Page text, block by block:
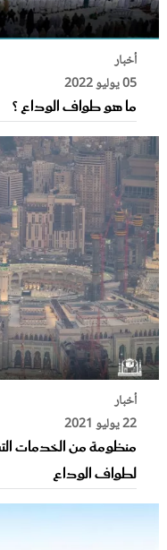
أخبار
05 يوليو 2022
ما هو طواف الوداع ؟
أخبار
22 يوليو 2021
منظومة من الخدمات
لطواف الوداع